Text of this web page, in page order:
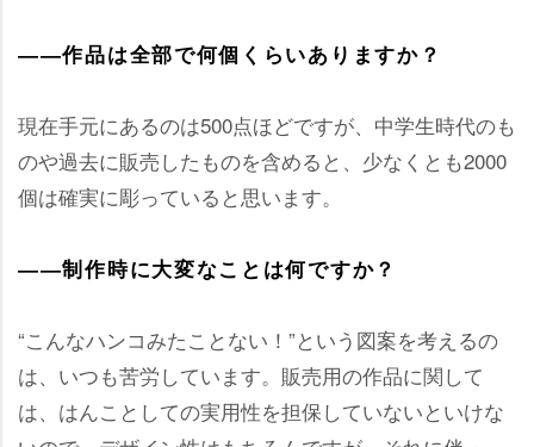
――作品は全部で何個くらいありますか？
現在手元にあるのは500点ほどですが、中学生時代のも
のや過去に販売したものを含めると、少なくとも2000
個は確実に彫っていると思います。
――制作時に大変なことは何ですか？
“こんなハンコみたことない！”という図案を考えるの
は、いつも苦労しています。販売用の作品に関して
は、はんことしての実用性を担保していないといけな